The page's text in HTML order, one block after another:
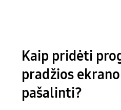
Kaip pridėti
pradžios
pašalinti?